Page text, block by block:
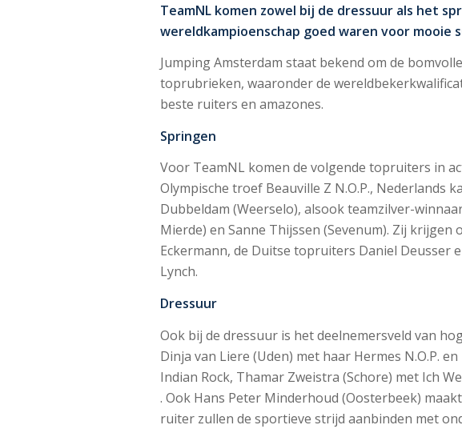
TeamNL komen zowel bij de dressuur als het
wereldkampioenschap goed waren voor mooie
Jumping Amsterdam staat bekend om de
toprubrieken, waaronder de
beste ruiters en amazones.
Springen
Voor TeamNL komen de volgende topruiters in
Olympische troef Beauville Z N.O.P., Nederlands
Dubbeldam (Weerselo), alsook teamzilver-
Mierde) en Sanne Thijssen (Sevenum). Zij
Eckermann, de Duitse topruiters Daniel Deusser
Lynch.
Dressuur
Ook bij de dressuur is het deelnemersveld van
Dinja van Liere (Uden) met haar Hermes N.O.P.
Indian Rock, Thamar Zweistra (Schore) met Ich
. Ook Hans Peter Minderhoud (Oosterbeek)
ruiter zullen de sportieve strijd aanbinden met